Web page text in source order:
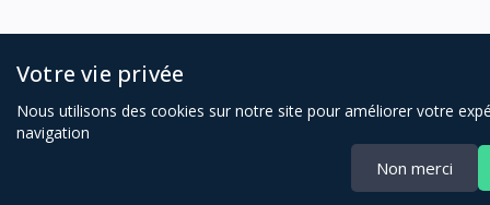
Votre vie privée
Nous utilisons des cookies sur notre site pour améliorer votre
navigation
Non merci